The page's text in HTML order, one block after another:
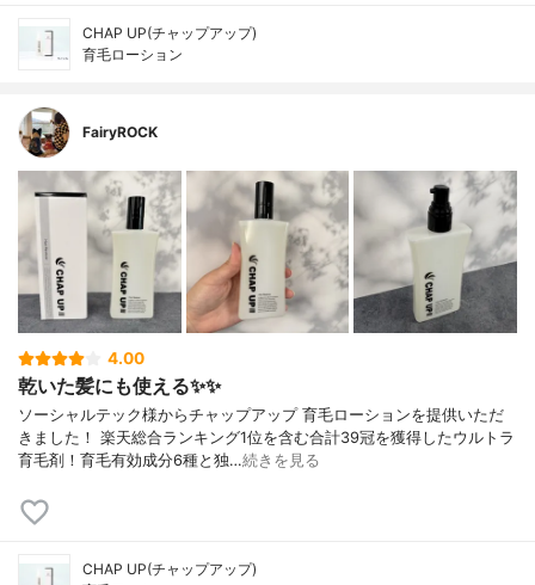
CHAP UP(チャップアップ)
育毛ローション
FairyROCK
4.00
乾いた髪にも使える✨✨
ソーシャルテック様からチャップアップ 育毛ローションを提供いただ
きました！ 楽天総合ランキング1位を含む合計39冠を獲得したウルトラ
育毛剤！育毛有効成分6種と独…続きを見る
CHAP UP(チャップアップ)